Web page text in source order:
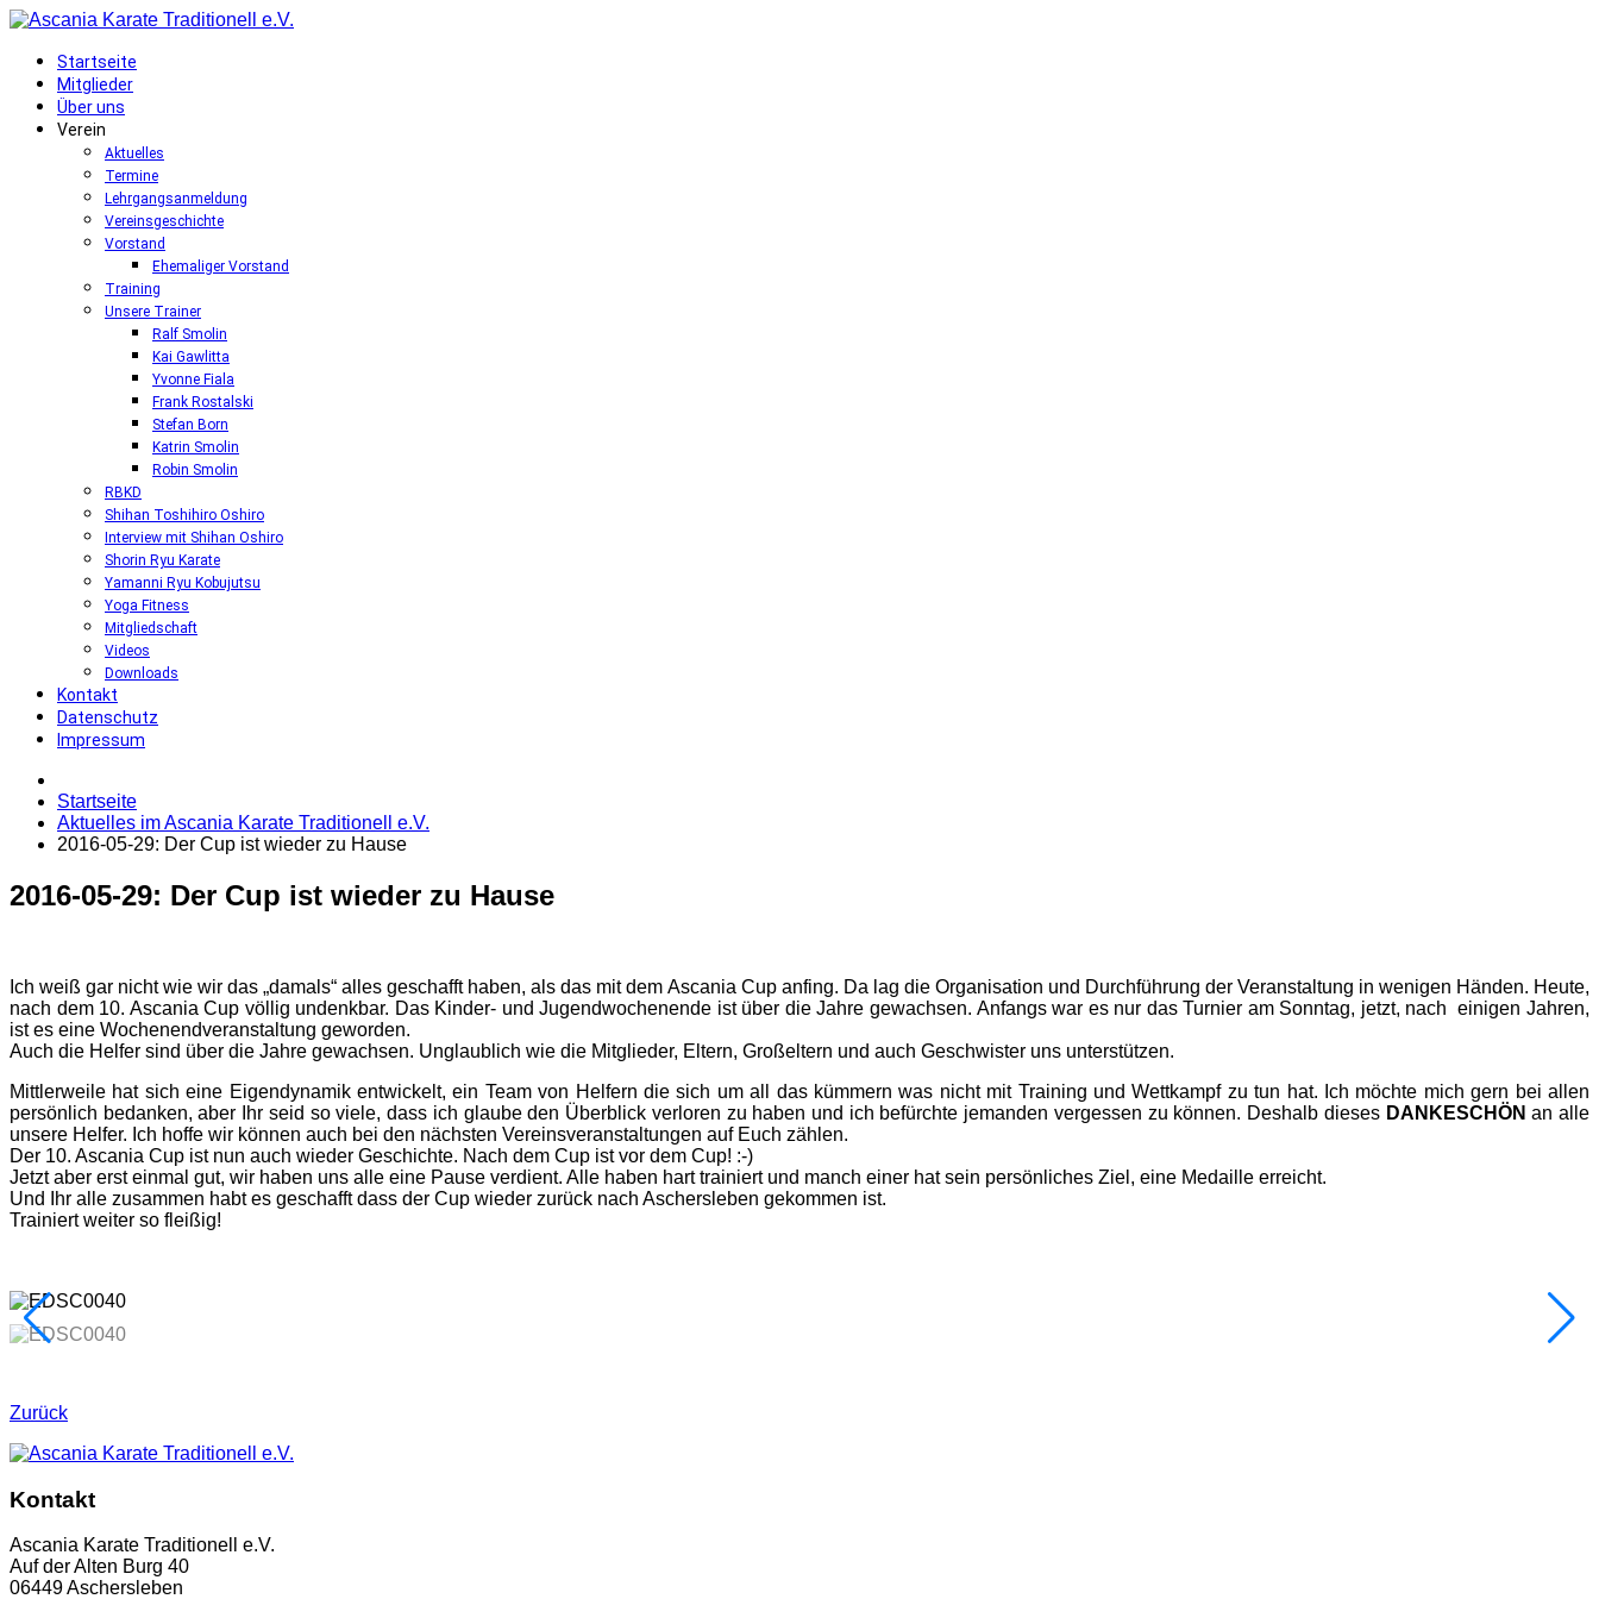
Startseite
Mitglieder
Über uns
Verein
Aktuelles
Termine
Lehrgangsanmeldung
Vereinsgeschichte
Vorstand
Ehemaliger Vorstand
Training
Unsere Trainer
Ralf Smolin
Kai Gawlitta
Yvonne Fiala
Frank Rostalski
Stefan Born
Katrin Smolin
Robin Smolin
RBKD
Shihan Toshihiro Oshiro
Interview mit Shihan Oshiro
Shorin Ryu Karate
Yamanni Ryu Kobujutsu
Yoga Fitness
Mitgliedschaft
Videos
Downloads
Kontakt
Datenschutz
Impressum
Startseite
Aktuelles im Ascania Karate Traditionell e.V.
2016-05-29: Der Cup ist wieder zu Hause
2016-05-29: Der Cup ist wieder zu Hause
Ich weiß gar nicht wie wir das „damals“ alles geschafft haben, als das mit dem Ascania Cup anfing. Da lag die Organisation und Durchführung der Veranstaltung in wenigen Händen. Heute,
nach dem 10. Ascania Cup völlig undenkbar. Das Kinder- und Jugendwochenende ist über die Jahre gewachsen. Anfangs war es nur das Turnier am Sonntag, jetzt, nach einigen Jahren,
ist es eine Wochenendveranstaltung geworden.
Auch die Helfer sind über die Jahre gewachsen. Unglaublich wie die Mitglieder, Eltern, Großeltern und auch Geschwister uns unterstützen.
Mittlerweile hat sich eine Eigendynamik entwickelt, ein Team von Helfern die sich um all das kümmern was nicht mit Training und Wettkampf zu tun hat. Ich möchte mich gern bei allen
persönlich bedanken, aber Ihr seid so viele, dass ich glaube den Überblick verloren zu haben und ich befürchte jemanden vergessen zu können. Deshalb dieses DANKESCHÖN an alle
unsere Helfer. Ich hoffe wir können auch bei den nächsten Vereinsveranstaltungen auf Euch zählen.
Der 10. Ascania Cup ist nun auch wieder Geschichte. Nach dem Cup ist vor dem Cup! :-)
Jetzt aber erst einmal gut, wir haben uns alle eine Pause verdient. Alle haben hart trainiert und manch einer hat sein persönliches Ziel, eine Medaille erreicht.
Und Ihr alle zusammen habt es geschafft dass der Cup wieder zurück nach Aschersleben gekommen ist.
Trainiert weiter so fleißig!
Zurück
Kontakt
Ascania Karate Traditionell e.V.
Auf der Alten Burg 40
06449 Aschersleben